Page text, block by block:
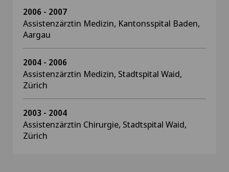
2006 - 2007
Assistenzärztin Medizin, Kantonsspital Baden,
Aargau
2004 - 2006
Assistenzärztin Medizin, Stadtspital Waid,
Zürich
2003 - 2004
Assistenzärztin Chirurgie, Stadtspital Waid,
Zürich